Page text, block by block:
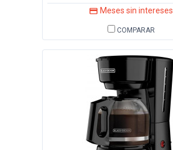
Meses sin intereses
COMPARAR